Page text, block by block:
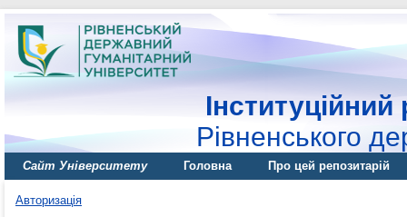
Інституційний
Рівненського
Сайт Університету Головна Про цей репозитарій
Авторизація